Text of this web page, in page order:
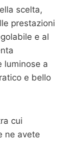
scelta,
prestazioni
e al
luminose a
e bello
cui
ne avete